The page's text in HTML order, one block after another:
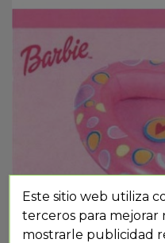
Este sitio web utiliza
terceros para mejorar
mostrarle publicidad